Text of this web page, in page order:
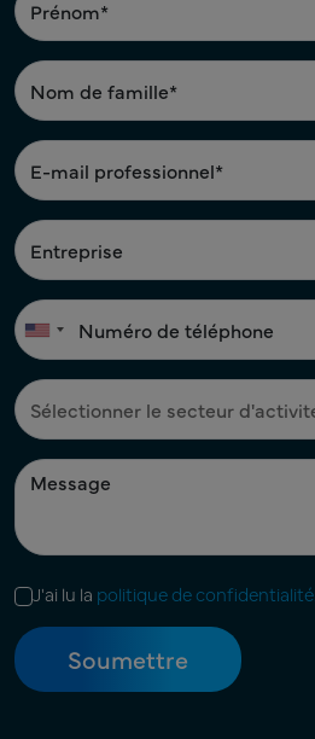
J'ai lu la politique de confidentialité.